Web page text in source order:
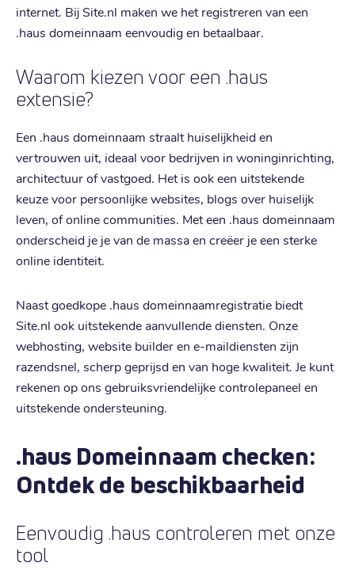
internet. Bij Site.nl maken we het registreren van een
.haus domeinnaam eenvoudig en betaalbaar.
Waarom kiezen voor een .haus
extensie?
Een .haus domeinnaam straalt huiselijkheid en
vertrouwen uit, ideaal voor bedrijven in woninginrichting,
architectuur of vastgoed. Het is ook een uitstekende
keuze voor persoonlijke websites, blogs over huiselijk
leven, of online communities. Met een .haus domeinnaam
onderscheid je je van de massa en creëer je een sterke
online identiteit.
Naast goedkope .haus domeinnaamregistratie biedt
Site.nl ook uitstekende aanvullende diensten. Onze
webhosting, website builder en e-maildiensten zijn
razendsnel, scherp geprijsd en van hoge kwaliteit. Je kunt
rekenen op ons gebruiksvriendelijke controlepaneel en
uitstekende ondersteuning.
.haus Domeinnaam checken:
Ontdek de beschikbaarheid
Eenvoudig .haus controleren met onze
tool